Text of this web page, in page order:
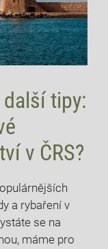
další tipy:
⁢v ‌ČRS?
a rybaření v
⁢se‍ na
máme pro